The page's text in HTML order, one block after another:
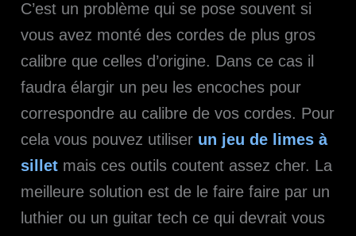
C’est un problème qui se pose souvent si
vous avez monté des cordes de plus gros
calibre que celles d’origine. Dans ce cas il
faudra élargir un peu les encoches pour
correspondre au calibre de vos cordes. Pour
cela vous pouvez utiliser un jeu de limes à
sillet mais ces outils coutent assez cher. La
meilleure solution est de le faire faire par un
luthier ou un guitar tech ce qui devrait vous